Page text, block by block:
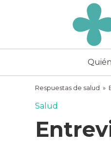
ecoceutics
Respuestas de salud »
Salud